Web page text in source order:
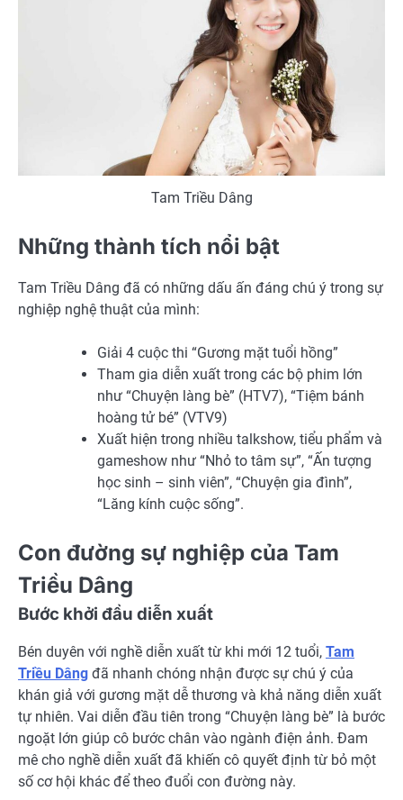
Tam Triều Dâng
Những thành tích nổi bật
Tam Triều Dâng đã có những dấu ấn đáng chú ý trong sự
nghiệp nghệ thuật của mình:
Giải 4 cuộc thi “Gương mặt tuổi hồng”
Tham gia diễn xuất trong các bộ phim lớn
như “Chuyện làng bè” (HTV7), “Tiệm bánh
hoàng tử bé” (VTV9)
Xuất hiện trong nhiều talkshow, tiểu phẩm và
gameshow như “Nhỏ to tâm sự”, “Ấn tượng
học sinh – sinh viên”, “Chuyện gia đình”,
“Lăng kính cuộc sống”.
Con đường sự nghiệp của Tam
Triều Dâng
Bước khởi đầu diễn xuất
Bén duyên với nghề diễn xuất từ khi mới 12 tuổi, Tam
Triều Dâng đã nhanh chóng nhận được sự chú ý của
khán giả với gương mặt dễ thương và khả năng diễn xuất
tự nhiên. Vai diễn đầu tiên trong “Chuyện làng bè” là bước
ngoặt lớn giúp cô bước chân vào ngành điện ảnh. Đam
mê cho nghề diễn xuất đã khiến cô quyết định từ bỏ một
số cơ hội khác để theo đuổi con đường này.